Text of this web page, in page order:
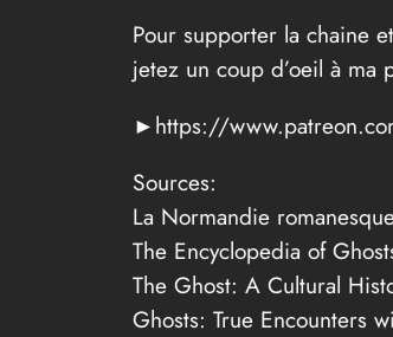
Pour supporter la chaine
jetez un coup d’oeil à ma
►https://
Sources:
La Normandie
The Encyclopedia of
The Ghost: A Cultural
Ghosts: True Encounters